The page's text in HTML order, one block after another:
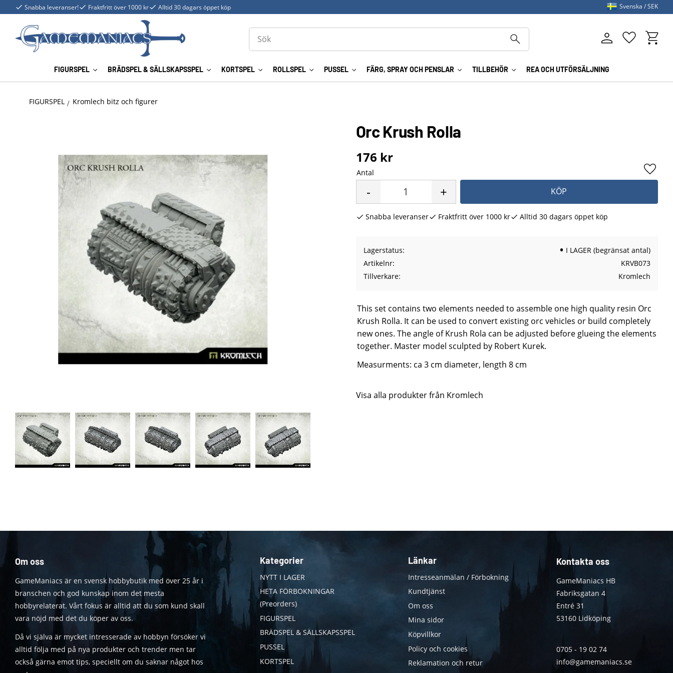
Snabba leveranser! Fraktfritt över 1000 kr Alltid 30 dagars öppet köp
FIGURSPEL BRÄDSPEL & SÄLLSKAPSSPEL KORTSPEL ROLLSPEL PUSSEL FÄRG, SPRAY OCH PENSLAR TILLBEHÖR REA OCH UTFÖRSÄLJNING
Favoriter
Svenska SEK
FIGURSPEL Kromlech bitz och figurer
Orc Krush Rolla
176 kr
Antal
+
- KÖP
Lägg
Snabba leveranser Fraktfritt över 1000 kr Alltid 30 dagars öppet köp
Lagerstatus
I LAGER (begränsat antal)
Artikelnr
KRVB073
Tillverkare
Kromlech
This set contains two elements needed to assemble one high quality resin Orc
Krush Rolla. It can be used to convert existing orc vehicles or build completely
new ones. The angle of Krush Rola can be adjusted before glueing the elements
together. Master model sculpted by Robert Kurek.
Measurments: ca 3 cm diameter, length 8 cm
Visa alla produkter från Kromlech
Om oss
GameManiacs är en svensk hobbybutik med över 25 år i
branschen och god kunskap inom det mesta
hobbyrelaterat. Vårt fokus är alltid att du som kund skall
vara nöjd med det du köper av oss.
Då vi själva är mycket intresserade av hobbyn försöker vi
alltid följa med på nya produkter och trender men tar
också gärna emot tips, speciellt om du saknar något hos
Kategorier
NYTT I LAGER
HETA FÖRBOKNINGAR
(Preorders)
FIGURSPEL
BRÄDSPEL & SÄLLSKAPSSPEL
PUSSEL
KORTSPEL
Länkar
Intresseanmälan / Förbokning
Kundtjänst
Om oss
Mina sidor
Köpvillkor
Policy och cookies
Reklamation och retur
Kontakta oss
GameManiacs HB
Fabriksgatan 4
Entré 31
53160 Lidköping
0705 - 19 02 74
info@gamemaniacs.se